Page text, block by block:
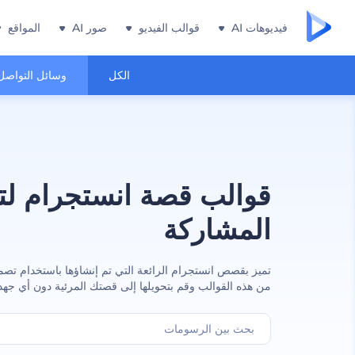
فيديوهات AI قوالب الفيديو صور AI المواقع
الكل وسائل
قوالب قصة انستجرام
المشاركة
تميز بقصص انستجرام الرائعة التي تم إنشاؤها باستخدام
من هذه القوالب وقم بتحويلها إلى قصتك المرئية دون أي